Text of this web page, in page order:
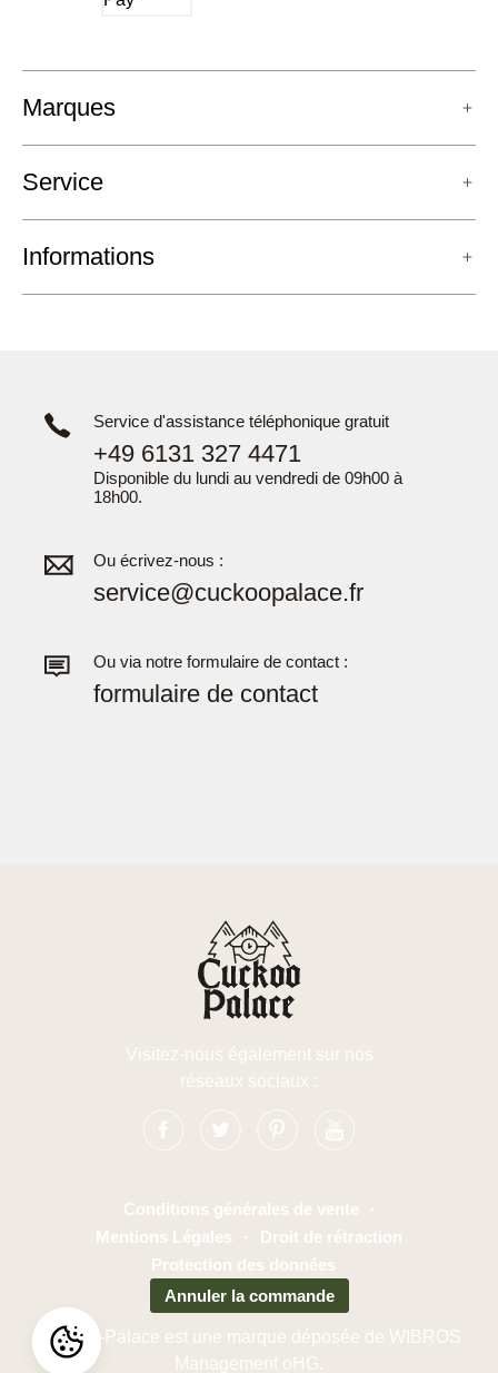
Marques
Service
Informations
Service d'assistance téléphonique gratuit
+49 6131 327 4471
Disponible du lundi au vendredi de 09h00 à
18h00.
Ou écrivez-nous :
service@cuckoopalace.fr
Ou via notre formulaire de contact :
formulaire de contact
Visitez-nous également sur nos
réseaux sociaux :
Conditions générales de vente
·
Mentions Légales
·
Droit de rétraction
Protection des données
Annuler la commande
Cuckoo-Palace est une marque déposée de WIBROS
Management oHG.